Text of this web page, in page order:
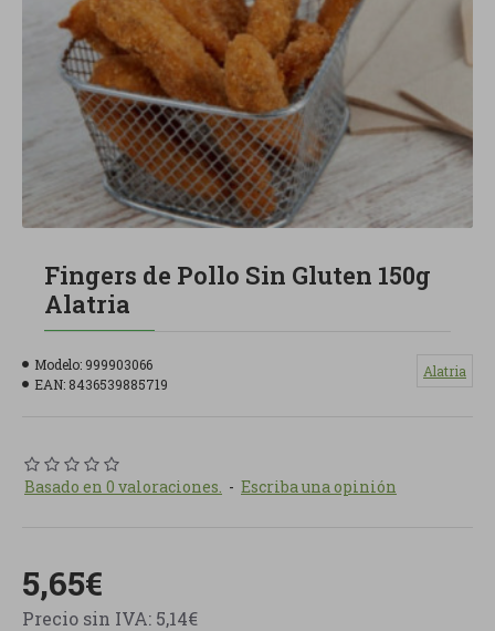
Fingers de Pollo Sin Gluten 150g
Alatria
Modelo: 999903066
EAN: 8436539885719
Alatria
Basado en 0 valoraciones. - Escriba una opinión
5,65€
Precio sin IVA: 5,14€